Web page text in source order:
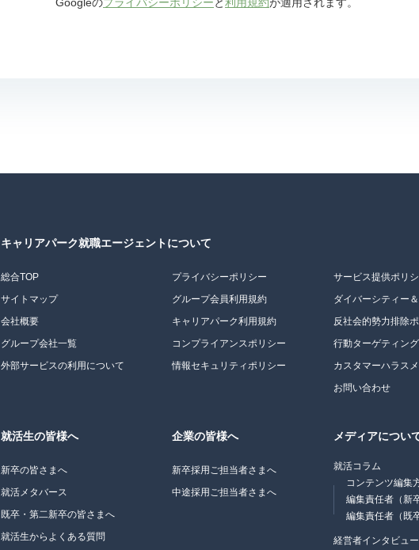
キャリアパーク就職エージェントについて
総合TOP
サイトマップ
会社概要
グループ会社一覧
外部サービスの利用について
プライバシーポリシー
グループ会員利用規約
キャリアパーク利用規約
コンプライアンスポリシー
情報セキュリティポリシー
サービス提供ポリ
ダイバーシティー
反社会的勢力排除
行動ターゲティン
カスタマーハラス
お問い合わせ
就活生の皆様へ
新卒の皆さまへ
就活メタバース
既卒・第二新卒の皆さまへ
就活生からよくある質問
企業の皆様へ
新卒採用ご担当者さまへ
中途採用ご担当者さまへ
メディアについ
就活コラム
コンテンツ編集
編集責任者（新
編集責任者（既
経営者インタビュ